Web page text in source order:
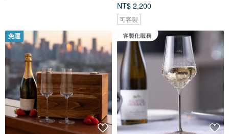
NT$ 2,200
可客製
免運